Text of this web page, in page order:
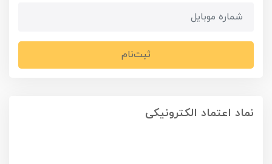
ثبت‌نام
نماد اعتماد الکترونیکی